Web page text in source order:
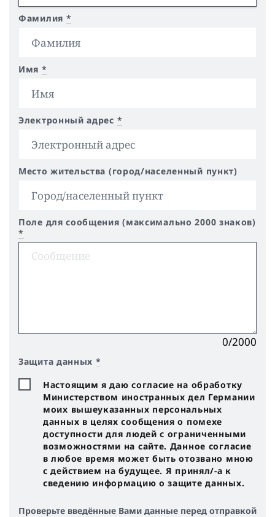
Фамилия *
Имя *
Электронный адрес *
Место жительства (город/населенный пункт)
Поле для сообщения (максимально 2000 знаков)
*
0/2000
Защита данных *
Настоящим я даю согласие на обработку
Министерством иностранных дел Германии
моих вышеуказанных персональных
данных в целях сообщения о помехе
доступности для людей с ограниченными
возможностями на сайте. Данное согласие
в любое время может быть отозвано мною
с действием на будущее. Я принял/-a к
сведению информацию о защите данных.
Проверьте введённые Вами данные перед отправкой